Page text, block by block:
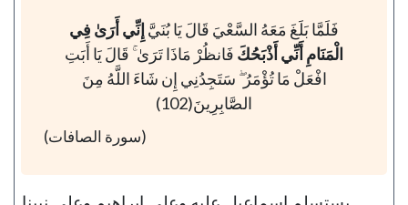
فَلَمَّا بَلَغَ مَعَهُ السَّعْيَ قَالَ يَا بُنَيَّ إِنِّي أَرَىٰ فِي
الْمَنَامِ أَنِّي أَذْبَحُكَ فَانظُرْ مَاذَا تَرَىٰ ۚ قَالَ يَا أَبَتِ
افْعَلْ مَا تُؤْمَرُ ۖ سَتَجِدُنِي إِن شَاءَ اللَّهُ مِنَ
الصَّابِرِينَ(102)
(سورة الصافات)